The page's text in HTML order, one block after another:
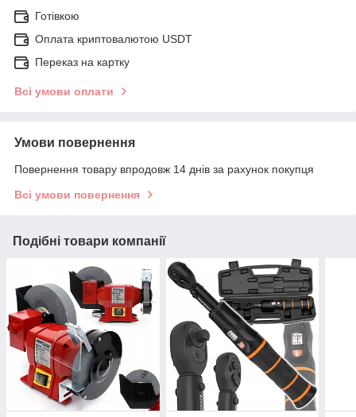
Готівкою
Оплата криптовалютою USDT
Переказ на картку
Всі умови оплати
Умови повернення
Повернення товару впродовж 14 днів за рахунок покупця
Всі умови повернення
Подібні товари компанії